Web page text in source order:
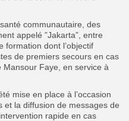
communautaire, des
appelé ”Jakarta”, entre
formation dont l’objectif
de premiers secours en cas
Mansour Faye, en service à
mise en place à l’occasion
et la diffusion de messages de
rapide en cas